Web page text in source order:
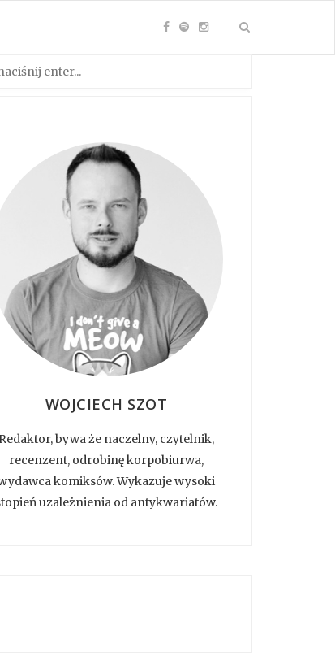
WOJCIECH SZOT
Redaktor, bywa że naczelny, czytelnik,
recenzent, odrobinę korpobiurwa,
komiksów. Wykazuje wysoki
uzależnienia od antykwariatów.